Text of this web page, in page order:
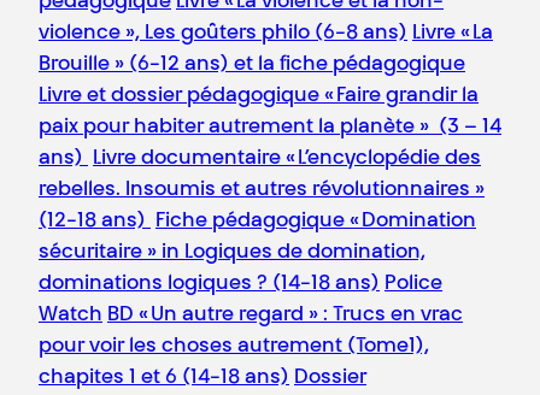
violence », Les goûters philo (6-8 ans) Livre « La
Brouille » (6-12 ans) et la fiche pédagogique
Livre et dossier pédagogique « Faire grandir la
paix pour habiter autrement la planète » (3 – 14
ans)
Livre documentaire « L’encyclopédie des
rebelles. Insoumis et autres révolutionnaires »
(12-18 ans)
Fiche pédagogique « Domination
sécuritaire » in Logiques de domination,
dominations logiques ? (14-18 ans) Police
Watch BD « Un autre regard » : Trucs en vrac
pour voir les choses autrement (Tome1),
chapites 1 et 6 (14-18 ans) Dossier